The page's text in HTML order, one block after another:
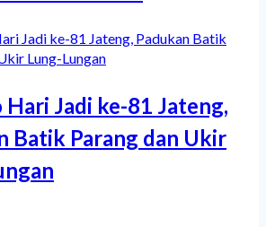
Hari Jadi ke-81 Jateng,
Batik Parang dan Ukir